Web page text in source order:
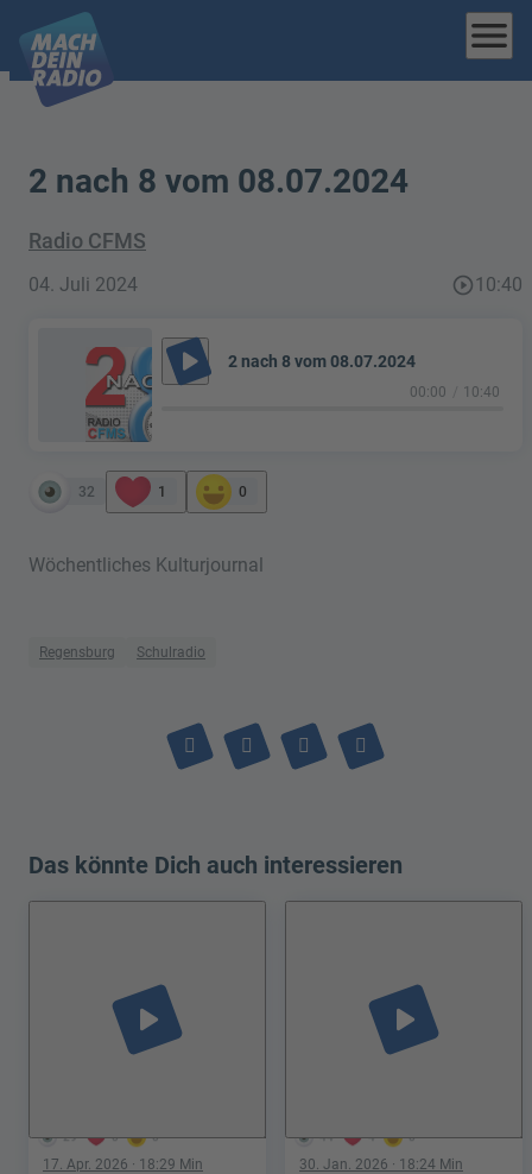
menu
2 nach 8 vom 08.07.2024
Radio CFMS
04. Juli 2024 play_circle_outline10:40
play_arrow 2 nach 8 vom 08.07.2024
00:00 10:40
32 1 0
Wöchentliches Kulturjournal
Regensburg Schulradio
Das könnte Dich auch interessieren
29 0 0
play_arrow
17. Apr. 2026 · 18:29 Min
44 4 0
play_arrow
30. Jan. 2026 · 18:24 Min